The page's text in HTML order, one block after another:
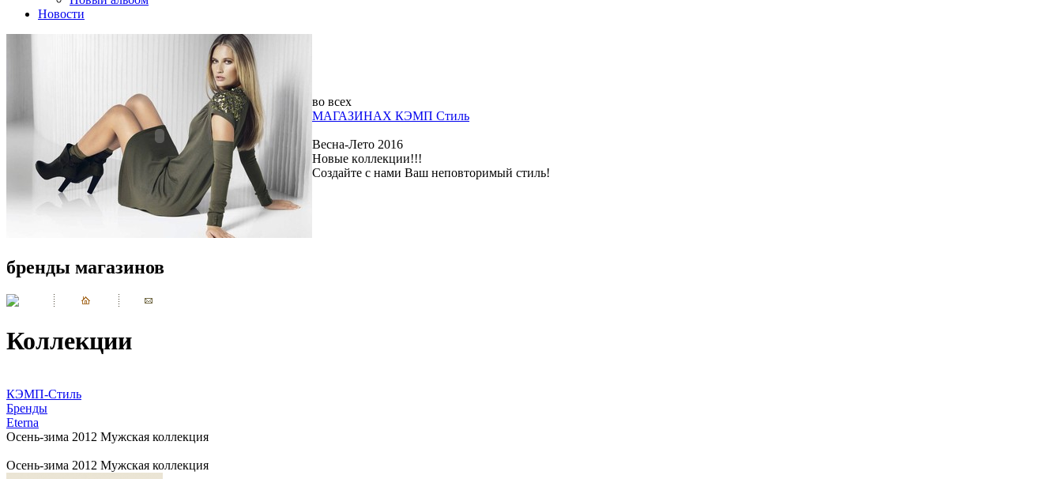
Новости
во всех
МАГАЗИНАХ КЭМП Стиль
Весна-Лето 2016
Новые коллекции!!!
Создайте с нами Ваш неповторимый стиль!
бренды магазинов
Коллекции
КЭМП-Стиль
Бренды
Eterna
Осень-зима 2012 Мужская коллекция
Осень-зима 2012 Мужская коллекция